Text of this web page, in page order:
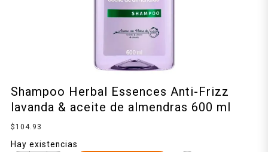
Shampoo Herbal Essences Anti-Frizz
lavanda & aceite de almendras 600 ml
$ 104.93
Hay existencias